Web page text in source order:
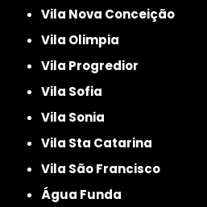
Vila Nova Conceição
Vila Olimpia
Vila Progredior
Vila Sofia
Vila Sonia
Vila Sta Catarina
Vila São Francisco
Água Funda